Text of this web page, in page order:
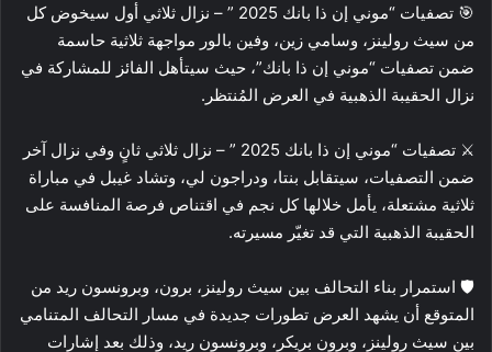
🎯 تصفيات “موني إن ذا بانك 2025 ” – نزال ثلاثي أول سيخوض كل
من سيث رولينز، وسامي زين، وفين بالور مواجهة ثلاثية حاسمة
ضمن تصفيات “موني إن ذا بانك”، حيث سيتأهل الفائز للمشاركة في
نزال الحقيبة الذهبية في العرض المُنتظر.
⚔️ تصفيات “موني إن ذا بانك 2025 ” – نزال ثلاثي ثانٍ وفي نزال آخر
ضمن التصفيات، سيتقابل بنتا، ودراجون لي، وتشاد غيبل في مباراة
ثلاثية مشتعلة، يأمل خلالها كل نجم في اقتناص فرصة المنافسة على
الحقيبة الذهبية التي قد تغيّر مسيرته.
🛡️ استمرار بناء التحالف بين سيث رولينز، برون، وبرونسون ريد من
المتوقع أن يشهد العرض تطورات جديدة في مسار التحالف المتنامي
بين سيث رولينز، وبرون بريكر، وبرونسون ريد، وذلك بعد إشارات